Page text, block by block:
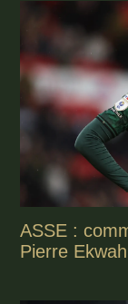
ASSE :
Pierre Ekwah